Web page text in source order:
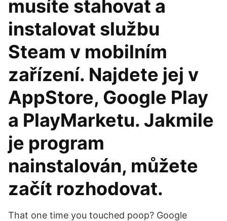
musíte stahovat a
instalovat službu
Steam v mobilním
zařízení. Najdete jej v
AppStore, Google Play
a PlayMarketu. Jakmile
je program
nainstalován, můžete
začít rozhodovat.
That one time you touched poop? Google